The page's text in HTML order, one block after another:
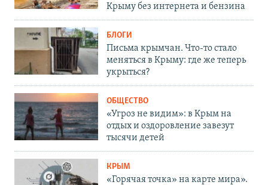
Крыму без интернета и бензина
БЛОГИ
Письма крымчан. Что-то стало
меняться в Крыму: где же теперь
укрыться?
ОБЩЕСТВО
«Угроз не видим»: в Крым на
отдых и оздоровление завезут
тысячи детей
КРЫМ
«Горячая точка» на карте мира».